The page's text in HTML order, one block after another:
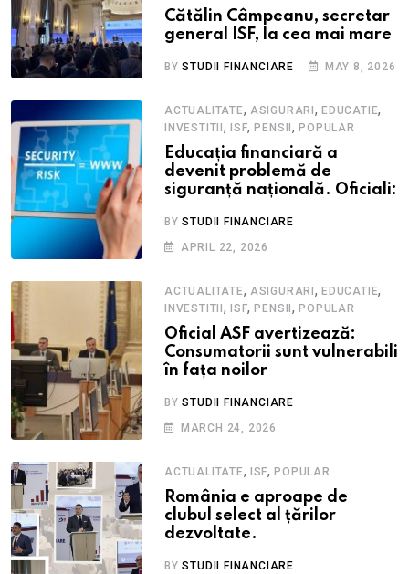
Cătălin Câmpeanu, secretar
general ISF, la cea mai mare
BYSTUDII FINANCIARE MAY 8, 2026
ACTUALITATE, ASIGURARI,EDUCATIE,
INVESTITII , ISF,PENSII,POPULAR
Educația financiară a
devenit problemă de
siguranță națională. Oficiali:
BYSTUDII FINANCIARE
APRIL 22, 2026
ACTUALITATE, ASIGURARI,EDUCATIE,
INVESTITII , ISF,PENSII,POPULAR
Oficial ASF avertizează:
Consumatorii sunt vulnerabili
în fața noilor
BYSTUDII FINANCIARE
MARCH 24, 2026
ACTUALITATE, ISF,POPULAR
România e aproape de
clubul select al țărilor
dezvoltate.
BYSTUDII FINANCIARE